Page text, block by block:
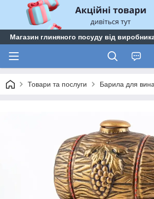
Магазин глиняного посуду від
Товари та послуги Барила для